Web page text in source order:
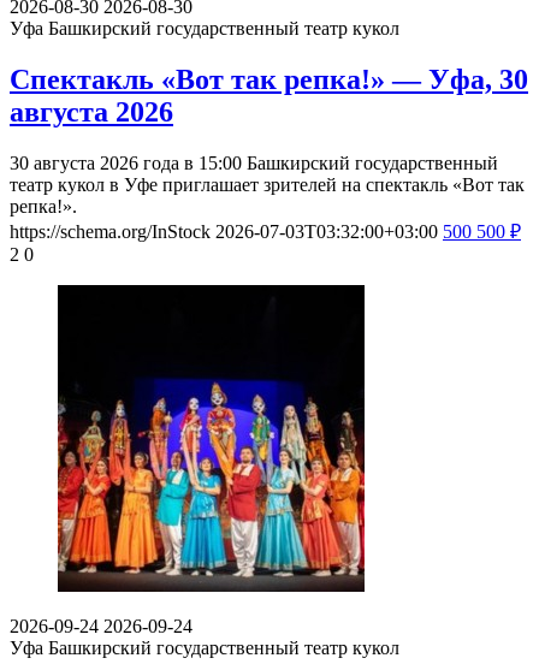
2026-08-30 2026-08-30
Уфа Башкирский государственный театр кукол
Спектакль «Вот так репка!» — Уфа, 30
августа 2026
30 августа 2026 года в 15:00 Башкирский государственный
театр кукол в Уфе приглашает зрителей на спектакль «Вот так
репка!».
https://schema.org/InStock 2026-07-03T03:32:00+03:00 500 500 ₽
2 0
2026-09-24 2026-09-24
Уфа Башкирский государственный театр кукол